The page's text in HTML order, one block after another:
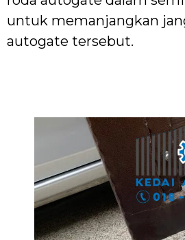
untuk memanjangkan
autogate tersebut.